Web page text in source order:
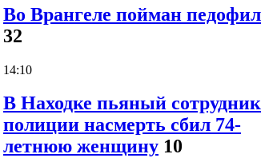
Во Врангеле пойман педофил
32
14:10
В Находке пьяный сотрудник
полиции насмерть сбил 74-
летнюю женщину 10